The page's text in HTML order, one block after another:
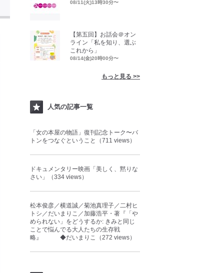
08/11(火)13時30分〜
【第五回】お話会＠オン
ライン「私を知り、選ぶ
これから」
08/14(金)20時00分〜
もっと見る >>
人気の記事一覧
「女の本屋の物語」復刊記念トーク〜バ
トンをつなぐということ（711 views）
ドキュメンタリー映画「美しく、黙りな
さい」（334 views）
松本俊彦／横道誠／菊池真理子／二村ヒ
トシ／だいまりこ／加藤浩平・著『「や
められない」をどうするか: きみと同じ
ことで悩んでる大人たちの生存戦
略』 ◆だいまりこ（272 views）